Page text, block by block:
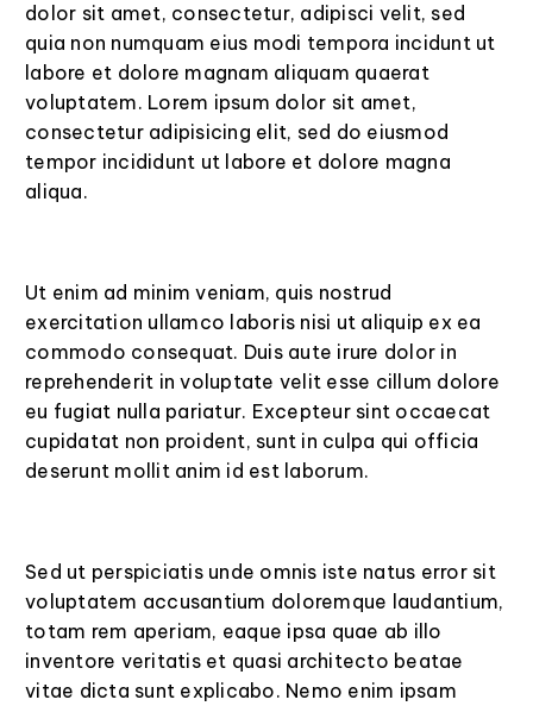
dolor sit amet, consectetur, adipisci velit, sed
quia non numquam eius modi tempora incidunt ut
labore et dolore magnam aliquam quaerat
voluptatem. Lorem ipsum dolor sit amet,
consectetur adipisicing elit, sed do eiusmod
tempor incididunt ut labore et dolore magna
aliqua.
Ut enim ad minim veniam, quis nostrud
exercitation ullamco laboris nisi ut aliquip ex ea
commodo consequat. Duis aute irure dolor in
reprehenderit in voluptate velit esse cillum dolore
eu fugiat nulla pariatur. Excepteur sint occaecat
cupidatat non proident, sunt in culpa qui officia
deserunt mollit anim id est laborum.
Sed ut perspiciatis unde omnis iste natus error sit
voluptatem accusantium doloremque laudantium,
totam rem aperiam, eaque ipsa quae ab illo
inventore veritatis et quasi architecto beatae
vitae dicta sunt explicabo. Nemo enim ipsam